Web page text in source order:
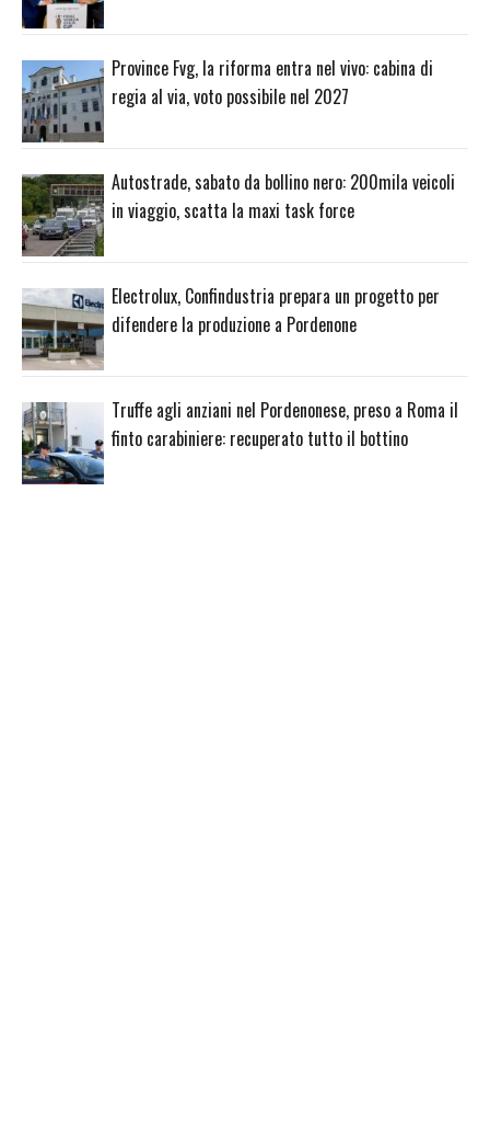
Province Fvg, la riforma entra nel vivo: cabina di
regia al via, voto possibile nel 2027
Autostrade, sabato da bollino nero: 200mila veicoli
in viaggio, scatta la maxi task force
Electrolux, Confindustria prepara un progetto per
difendere la produzione a Pordenone
Truffe agli anziani nel Pordenonese, preso a Roma il
finto carabiniere: recuperato tutto il bottino